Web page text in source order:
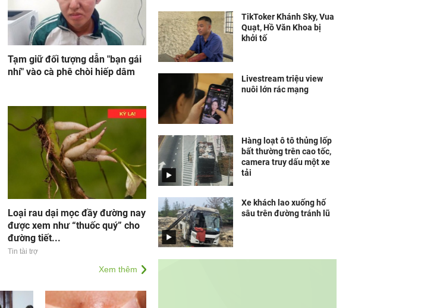
Tạm giữ đối tượng dẫn "bạn gái
nhí" vào cà phê chòi hiếp dâm
Loại rau dại mọc đầy đường nay
được xem như “thuốc quý” cho
đường tiết...
Tin tài trợ
Xem thêm
TikToker Khánh Sky, Vua
Quạt, Hồ Văn Khoa bị
khởi tố
Livestream triệu view
nuôi lớn rác mạng
Hàng loạt ô tô thủng lốp
bất thường trên cao tốc,
camera truy dấu một xe
tải
Xe khách lao xuống hố
sâu trên đường tránh lũ